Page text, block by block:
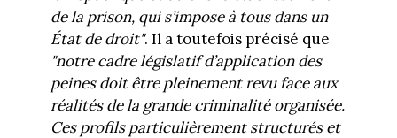
de la prison, qui s’impose à tous dans un
État de droit". Il a toutefois précisé que
"notre cadre législatif d’application des
peines doit être pleinement revu face aux
réalités de la grande criminalité organisée.
Ces profils particulièrement structurés et